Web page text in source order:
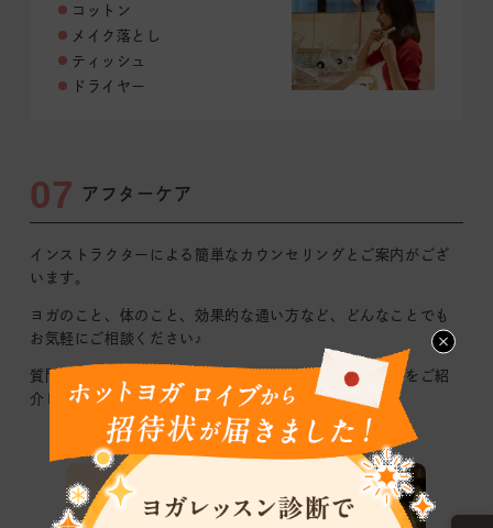
コットン
メイク落とし
ティッシュ
ドライヤー
07 アフターケア
インストラクターによる簡単なカウンセリングとご案内がござ
います｡
ヨガのこと、体のこと、効果的な通い方など、どんなことでも
お気軽にご相談ください♪
質問やご感想を踏まえて、おすすめのレッスンや通い方をご紹
介します！